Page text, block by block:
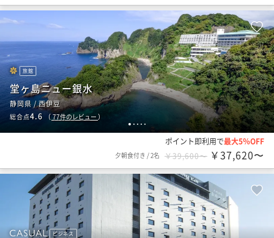
1 2 3 4 5
旅館
堂ヶ島ニュー銀水
静岡県 / 西伊豆
総合点4.6 （ 77件のレビュー ）
ポイント即利用で最大5％OFF
夕朝食付き /2名 ￥39,600〜 ￥37,620〜
ビジネス